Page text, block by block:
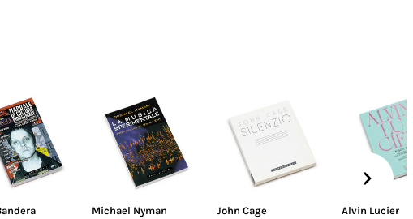
Michael Nyman
John Cage
Alvin Lucier